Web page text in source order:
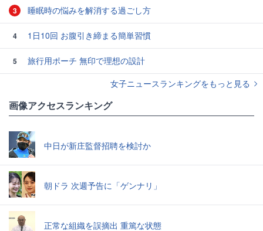
3 睡眠時の悩みを解消する過ごし方
4 1日10回 お腹引き締まる簡単習慣
5
旅行用ポーチ 無印で理想の設計
女子ニュースランキングをもっと見る
画像アクセスランキング
中日が新庄監督招聘を検討か
朝ドラ 次週予告に「ゲンナリ」
正常な組織を誤摘出 重篤な状態